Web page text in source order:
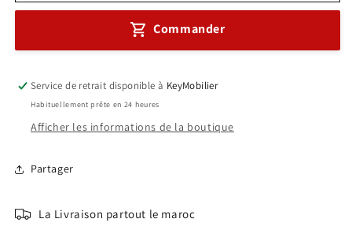
avec
portes
coulissantes
A0043
métallique
avec
portes
coulissantes
A0043
Commander
Service de retrait disponible à KeyMobilier
Habituellement prête en 24 heures
Afficher les informations de la boutique
Partager
La Livraison partout le maroc